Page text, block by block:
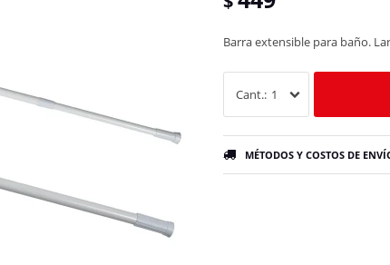
Barra extensible para baño.
1
MÉTODOS Y COSTOS DE